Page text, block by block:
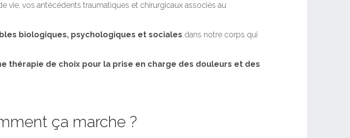
vie, vos antécédents traumatiques et chirurgicaux associés au
biologiques, psychologiques et sociales dans notre corps qui
thérapie de choix pour la prise en charge des douleurs et des
ça marche ?